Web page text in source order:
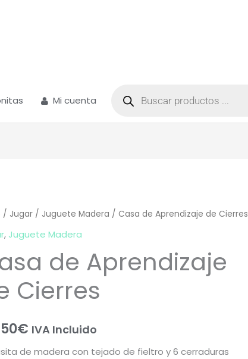
Mi cuenta productos
/ Jugar / Juguete Madera / Casa de Aprendizaje de Cierres
, Juguete Madera
de Aprendizaje
Cierres
€ IVA Incluido
de madera con tejado de fieltro y 6 cerraduras